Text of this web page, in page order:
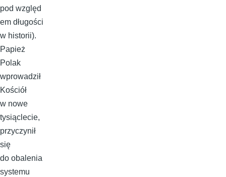
pod względ
em długości
w historii).
Papież
Polak
wprowadził
Kościół
w nowe
tysiąclecie,
przyczynił
się
do obalenia
systemu